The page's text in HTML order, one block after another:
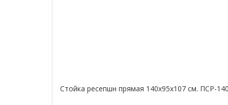
Стойка ресепшн прямая 140х95х107 см. ПСР-